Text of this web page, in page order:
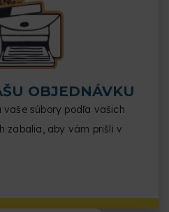
OBJEDNÁVKU
súbory podľa vašich
zabalia, aby vám prišli v